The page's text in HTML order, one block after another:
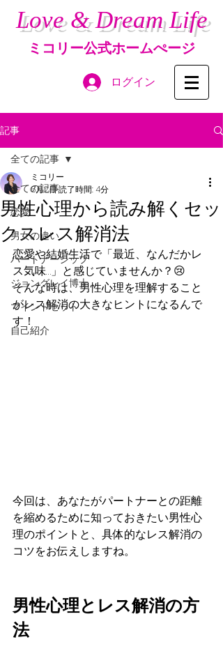
Love & Dream Life
ミコリー公式ホームぺージ
ログイン
記事
全ての記事
恋愛
男女の違い
パートナーシップ
ジョングレイ博士
マインドセット
自己紹介
全ての記事
男性心理から読み解くセッ
クスレス解消法
ミコリー
6月2日読了時間: 4分
恋愛や結婚生活で「最近、なんだかレ
ス気味…」と感じていませんか？😢
そんな時は、男性心理を理解すること
がレス解消の大きなヒントになるんで
す！
今回は、あなたがパートナーとの距離
を縮めるために知っておきたい男性心
理のポイントと、具体的なレス解消の
コツをお伝えしますね。
男性心理とレス解消の方
法